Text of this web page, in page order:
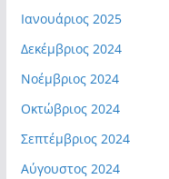
Ιανουάριος 2025
Δεκέμβριος 2024
Νοέμβριος 2024
Οκτώβριος 2024
Σεπτέμβριος 2024
Αύγουστος 2024